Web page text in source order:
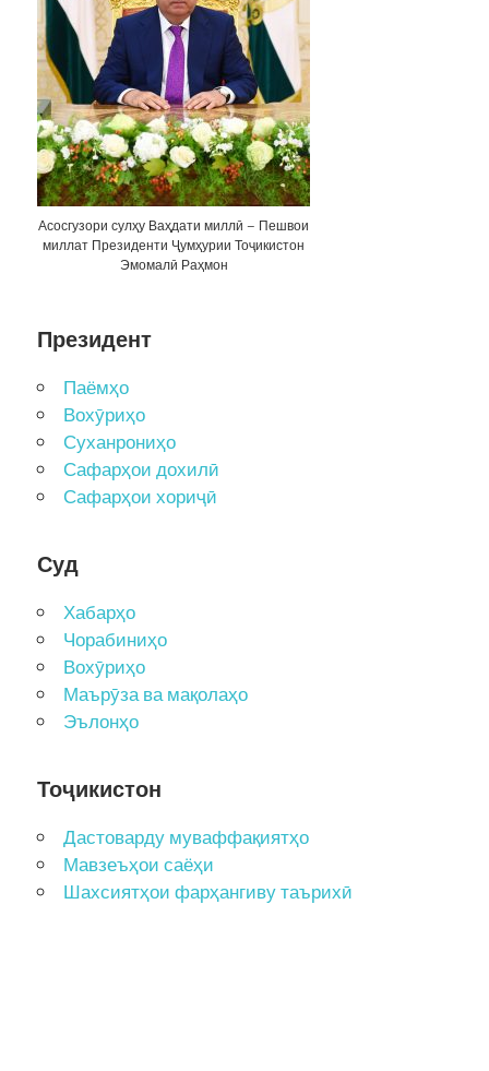
Асосгузори сулҳу Ваҳдати миллӣ – Пешвои
миллат Президенти Ҷумҳурии Тоҷикистон
Эмомалӣ Раҳмон
Президент
Паёмҳо
Вохӯриҳо
Суханрониҳо
Сафарҳои дохилӣ
Сафарҳои хориҷӣ
Суд
Хабарҳо
Чорабиниҳо
Вохӯриҳо
Маърӯза ва мақолаҳо
Эълонҳо
Тоҷикистон
Дастоварду муваффақиятҳо
Мавзеъҳои саёҳи
Шахсиятҳои фарҳангиву таърихӣ